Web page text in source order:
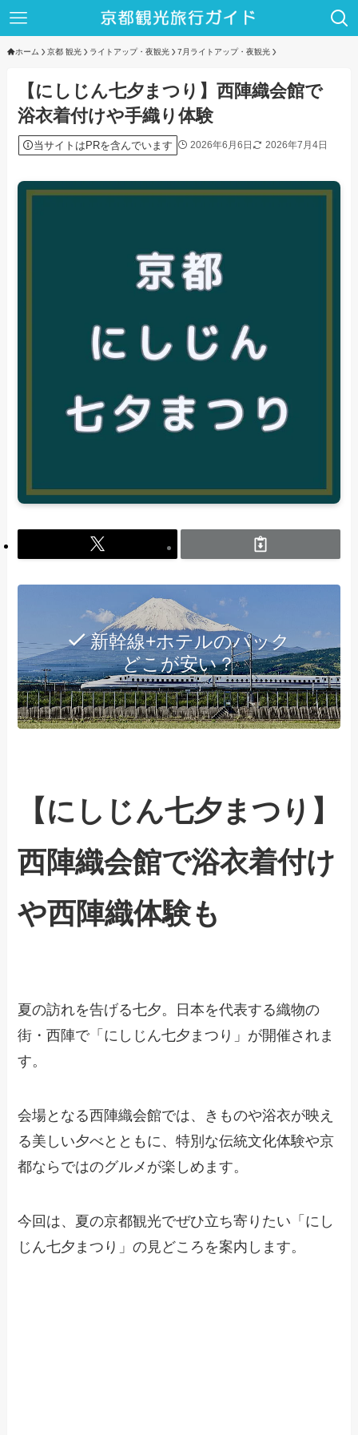
ホーム 京都 観光 ライトアップ・夜観光 7月ライトアップ・夜観光
【にしじん七夕まつり】西陣織会館で
浴衣着付けや手織り体験
当サイトはPRを含んでいます 2026年6月6日 2026年7月4日
新幹線+ホテルのパック
どこが安い？
【にしじん七夕まつり】
西陣織会館で浴衣着付け
や西陣織体験も
夏の訪れを告げる七夕。日本を代表する織物の
街・西陣で「にしじん七夕まつり」が開催されま
す。
会場となる西陣織会館では、きものや浴衣が映え
る美しい夕べとともに、特別な伝統文化体験や京
都ならではのグルメが楽しめます。
今回は、夏の京都観光でぜひ立ち寄りたい「にし
じん七夕まつり」の見どころを案内します。